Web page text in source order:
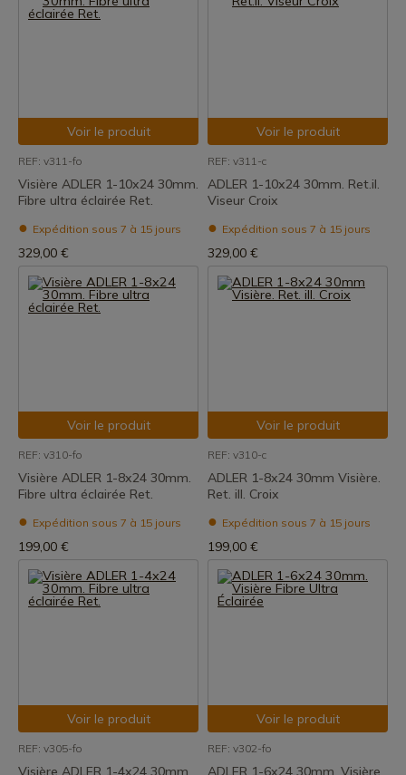
Voir le produit
REF: v311-fo
Visière ADLER 1-10x24 30mm.
Fibre ultra éclairée Ret.
Expédition sous 7 à 15 jours
329,00 €
Voir le produit
REF: v311-c
ADLER 1-10x24 30mm. Ret.il.
Viseur Croix
Expédition sous 7 à 15 jours
329,00 €
Voir le produit
REF: v310-fo
Visière ADLER 1-8x24 30mm.
Fibre ultra éclairée Ret.
Expédition sous 7 à 15 jours
199,00 €
Voir le produit
REF: v310-c
ADLER 1-8x24 30mm Visière.
Ret. ill. Croix
Expédition sous 7 à 15 jours
199,00 €
Voir le produit
REF: v305-fo
Visière ADLER 1-4x24 30mm.
Voir le produit
REF: v302-fo
ADLER 1-6x24 30mm. Visière